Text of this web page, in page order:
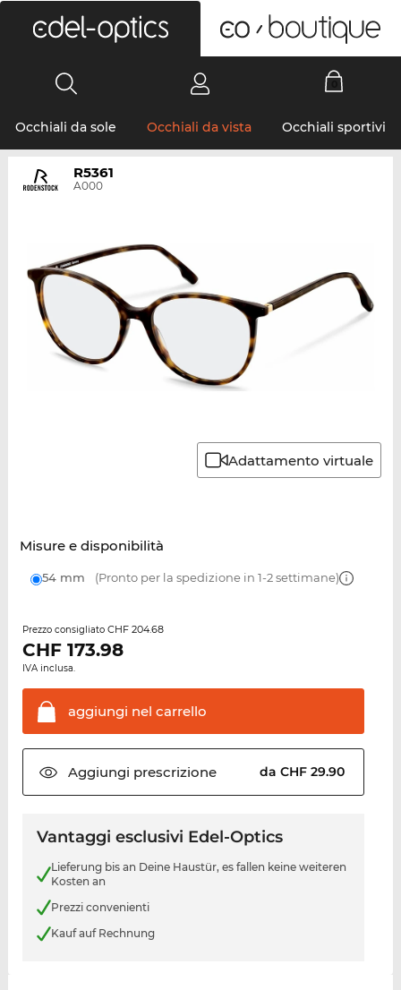
Occhiali da sole Occhiali da vista Occhiali sportivi
R5361
A000
Adattamento virtuale
Misure e disponibilità
54 mm (Pronto per la spedizione in 1-2 settimane)
Prezzo consigliato CHF 204.68
CHF 173.98
IVA inclusa.
aggiungi nel carrello
Aggiungi prescrizione da CHF 29.90
Vantaggi esclusivi Edel-Optics
Lieferung bis an Deine Haustür, es fallen keine weiteren
Kosten an
Prezzi convenienti
Kauf auf Rechnung